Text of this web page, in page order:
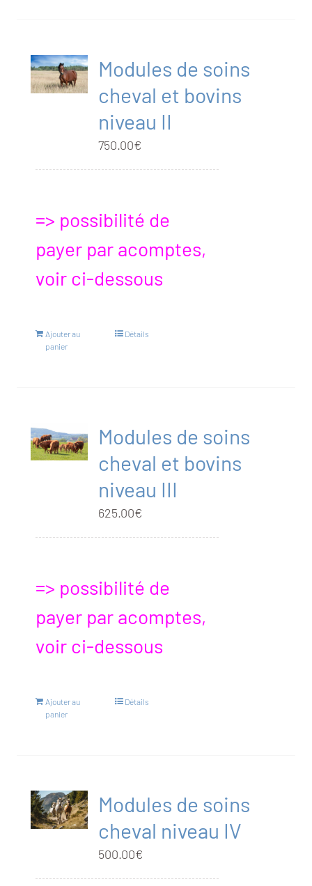
Modules de soins
cheval et bovins
niveau II
750.00€
=> possibilité de
payer par acomptes,
voir ci-dessous
Ajouter au
panier
Détails
Modules de soins
cheval et bovins
niveau III
625.00€
=> possibilité de
payer par acomptes,
voir ci-dessous
Ajouter au
panier
Détails
Modules de soins
cheval niveau IV
500.00€